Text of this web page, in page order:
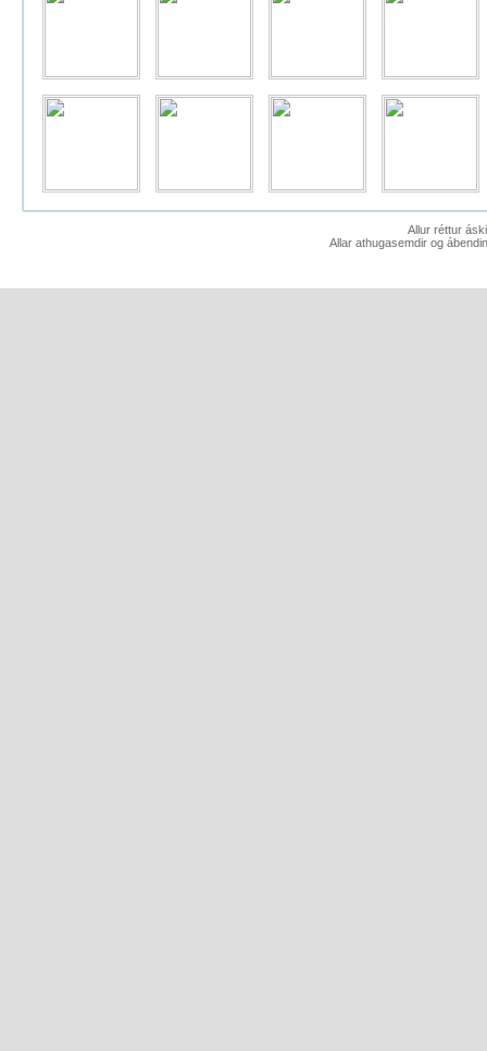
Allur réttur
Allar athugasemdir og